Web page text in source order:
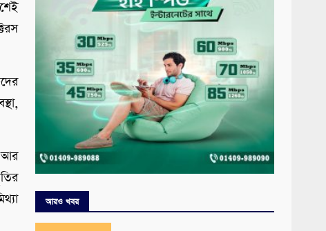
আর
আরও খবর